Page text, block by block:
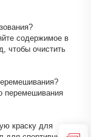
содержимое в
чтобы очистить
перемешивания
краску для